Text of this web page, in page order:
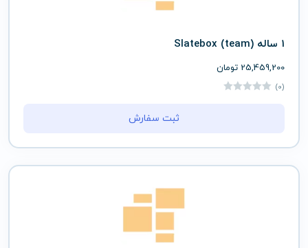
1 ساله (team) Slatebox
25,459,200 تومان
(0)
ثبت سفارش